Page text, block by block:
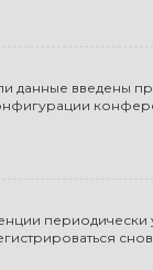
данные введены
периодически
снова